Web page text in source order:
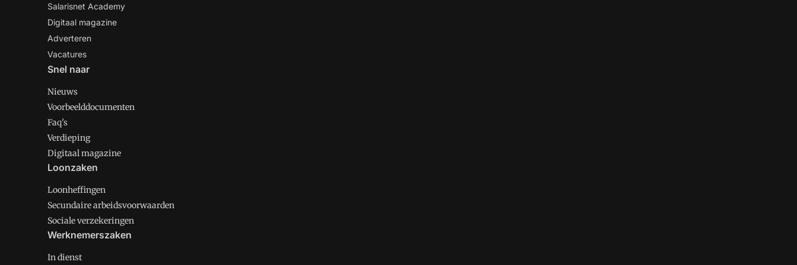
Salarisnet Academy
Digitaal magazine
Adverteren
Vacatures
Snel naar
Nieuws
Voorbeelddocumenten
Faq's
Verdieping
Digitaal magazine
Loonzaken
Loonheffingen
Secundaire arbeidsvoorwaarden
Sociale verzekeringen
Werknemerszaken
In dienst